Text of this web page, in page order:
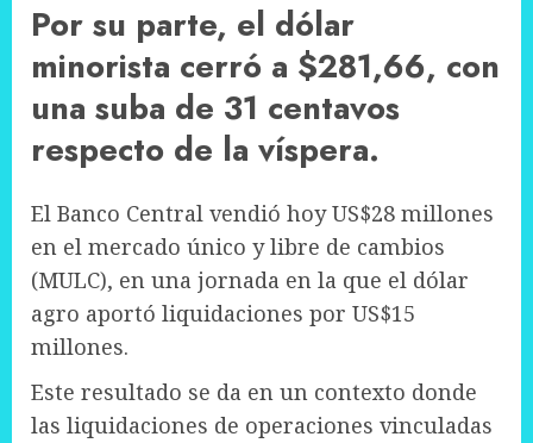
Por su parte, el dólar
minorista cerró a $281,66, con
una suba de 31 centavos
respecto de la víspera.
El Banco Central vendió hoy US$28 millones
en el mercado único y libre de cambios
(MULC), en una jornada en la que el dólar
agro aportó liquidaciones por US$15
millones.
Este resultado se da en un contexto donde
las liquidaciones de operaciones vinculadas